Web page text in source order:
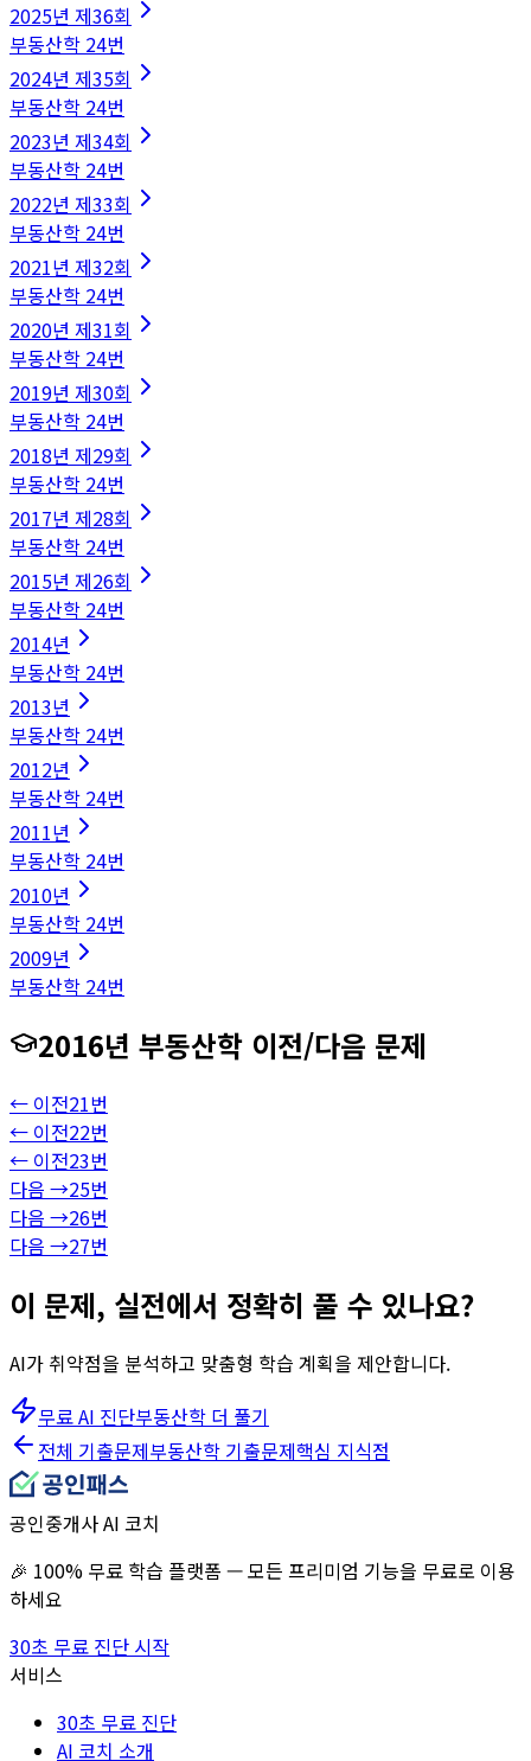
2025년 제36회
부동산학 24번
2024년 제35회
부동산학 24번
2023년 제34회
부동산학 24번
2022년 제33회
부동산학 24번
2021년 제32회
부동산학 24번
2020년 제31회
부동산학 24번
2019년 제30회
부동산학 24번
2018년 제29회
부동산학 24번
2017년 제28회
부동산학 24번
2015년 제26회
부동산학 24번
2014년
부동산학 24번
2013년
부동산학 24번
2012년
부동산학 24번
2011년
부동산학 24번
2010년
부동산학 24번
2009년
부동산학 24번
2016년 부동산학 이전/다음 문제
← 이전21번
← 이전22번
← 이전23번
다음 →25번
다음 →26번
다음 →27번
이 문제, 실전에서 정확히 풀 수 있나요?
AI가 취약점을 분석하고 맞춤형 학습 계획을 제안합니다.
무료 AI 진단부동산학 더 풀기
전체 기출문제부동산학 기출문제핵심 지식점
공인중개사 AI 코치
🎉 100% 무료 학습 플랫폼 — 모든 프리미엄 기능을 무료로 이용
하세요
30초 무료 진단 시작
서비스
30초 무료 진단
AI 코치 소개